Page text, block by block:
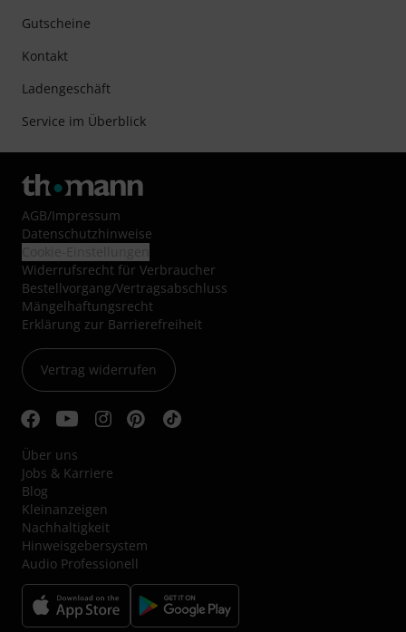
Gutscheine
Kontakt
Ladengeschäft
Service im Überblick
AGB/Impressum
Datenschutzhinweise
Widerrufsrecht für Verbraucher
Bestellvorgang/Vertragsabschluss
Mängelhaftungsrecht
Erklärung zur Barrierefreiheit
Vertrag widerrufen
Über uns
Jobs & Karriere
Blog
Kleinanzeigen
Nachhaltigkeit
Hinweisgebersystem
Audio Professionell